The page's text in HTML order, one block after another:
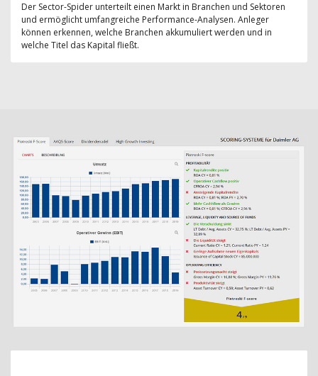
Der Sector-Spider unterteilt einen Markt in Branchen und Sektoren
und ermöglicht umfangreiche Performance-Analysen. Anleger
können erkennen, welche Branchen akkumuliert werden und in
welche Titel das Kapital fließt.